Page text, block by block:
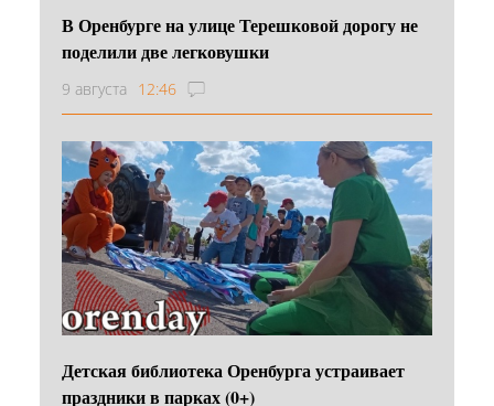
В Оренбурге на улице Терешковой дорогу не
поделили две легковушки
9 августа 12:46
Детская библиотека Оренбурга устраивает
праздники в парках (0+)